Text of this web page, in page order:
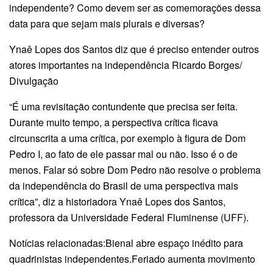
independente? Como devem ser as comemorações dessa
data para que sejam mais plurais e diversas?
Ynaê Lopes dos Santos diz que é preciso entender outros
atores importantes na independência Ricardo Borges/
Divulgação
“É uma revisitação contundente que precisa ser feita.
Durante muito tempo, a perspectiva crítica ficava
circunscrita a uma crítica, por exemplo à figura de Dom
Pedro I, ao fato de ele passar mal ou não. Isso é o de
menos. Falar só sobre Dom Pedro não resolve o problema
da independência do Brasil de uma perspectiva mais
crítica”, diz a historiadora Ynaê Lopes dos Santos,
professora da Universidade Federal Fluminense (UFF).
Notícias relacionadas:Bienal abre espaço inédito para
quadrinistas independentes.Feriado aumenta movimento